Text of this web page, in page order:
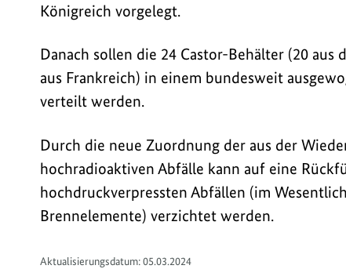
Königreich vorgelegt.
Danach sollen die 24 Castor-Behälter (20
aus Frankreich) in einem bundesweit
verteilt werden.
Durch die neue Zuordnung der aus der
hochradioaktiven Abfälle kann auf eine
hochdruckverpressten Abfällen (im
Brennelemente) verzichtet werden.
Aktualisierungsdatum:05.03.2024